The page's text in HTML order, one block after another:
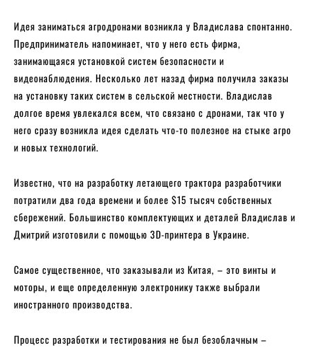
Идея заниматься агродронами возникла у Владислава спонтанно.
Предприниматель напоминает, что у него есть фирма,
занимающаяся установкой систем безопасности и
видеонаблюдения. Несколько лет назад фирма получила заказы
на установку таких систем в сельской местности. Владислав
долгое время увлекался всем, что связано с дронами, так что у
него сразу возникла идея сделать что-то полезное на стыке агро
и новых технологий.
Известно, что на разработку летающего трактора разработчики
потратили два года времени и более $15 тысяч собственных
сбережений. Большинство комплектующих и деталей Владислав и
Дмитрий изготовили с помощью 3D-принтера в Украине.
Самое существенное, что заказывали из Китая, – это винты и
моторы, и еще определенную электронику также выбрали
иностранного производства.
Процесс разработки и тестирования не был безоблачным –